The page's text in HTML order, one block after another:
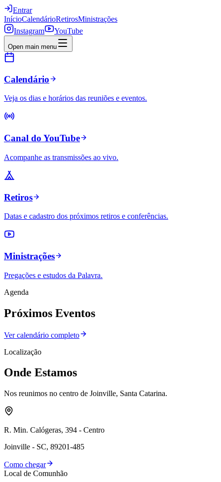
Entrar
InícioCalendárioRetirosMinistrações
Instagram
YouTube
Open main menu
Calendário
Veja os dias e horários das reuniões e eventos.
Canal do YouTube
Acompanhe as transmissões ao vivo.
Retiros
Datas e cadastro dos próximos retiros e conferências.
Ministrações
Pregações e estudos da Palavra.
Agenda
Próximos Eventos
Ver calendário completo
Localização
Onde Estamos
Nos reunimos no centro de Joinville, Santa Catarina.
R. Min. Calógeras, 394 - Centro
Joinville - SC, 89201-485
Como chegar
Local de Comunhão